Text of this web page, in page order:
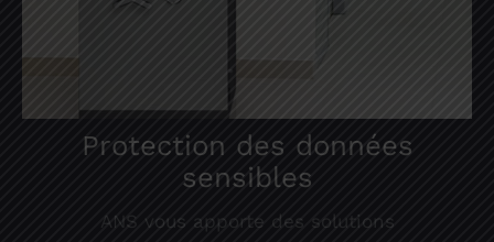
Protection des données
sensibles
ANS vous apporte des solutions